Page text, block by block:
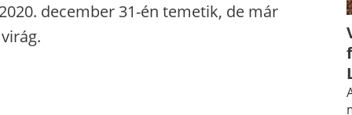
december 31-én temetik, de már